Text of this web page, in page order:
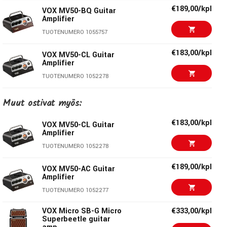
ansiosta tremolon syvyys muuttaa dynaamisesti särön
määrää. Digitaalireverb on aidon jousikaiun kuuloinen, joten
tämä paketti täyttää vaativankin soittajan toiveet.
Ikonen tyyli ja soundi
Takaa avoin kaiutinkaappi
Nutube-putkiohjattu Tremolo-efekti
Tyylikäs ulkomuoto sopii kotiin ja esiintymislavoille
Kuuloke/linjalähtö hiljaista operointia varten
Tekniset tiedot:
Teho:
50W (4Ω)
Kaiutinelementti:
10" Celestion Custom
VOX MV50-BQ Guitar
Amplifier
TUOTENUMERO 1055757
€189,00/kpl
VOX MV50-CL Guitar
Amplifier
TUOTENUMERO 1052278
€183,00/kpl
Boss Katana-Air EX
Guitar Amplifier
TUOTENUMERO 1082264
VOX Cambridge 50
Modeling and Nutube
TUOTENUMERO 1063145
€271,00/kpl
VOX Micro SB-G Micro
TUOTENUMERO 1094892
€333,00/kpl
Muut ostivat myös:
VOX MV50-CL Guitar
Amplifier
TUOTENUMERO 1052278
€183,00/kpl
VOX MV50-AC Guitar
Amplifier
TUOTENUMERO 1052277
€189,00/kpl
VOX Micro SB-G Micro
Superbeetle guitar
€333,00/kpl